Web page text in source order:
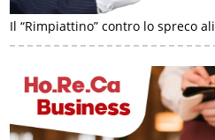
Il “Rimpiattino” contro lo spreco